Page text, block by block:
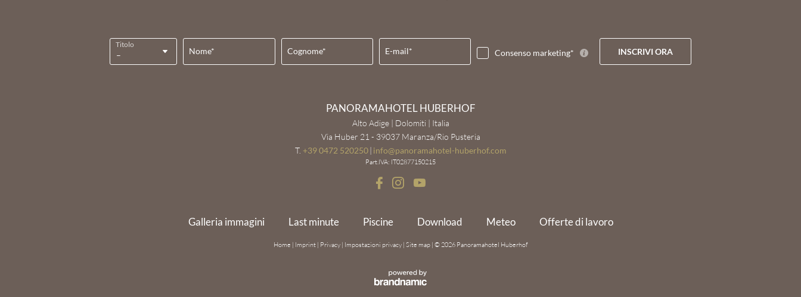
Titolo
Nome* Cognome* E-mail* Consenso marketing* INSCRIVI ORA
PANORAMAHOTEL HUBERHOF
Alto Adige | Dolomiti | Italia
Via Huber 21 - 39037 Maranza/Rio Pusteria
T. +39 0472 520250 | info@panoramahotel-huberhof.com
Part.IVA: IT02877150215
Galleria immagini Last minute Piscine Download Meteo Offerte di lavoro
Home | Imprint | Privacy | Impostazioni privacy | Site map | © 2026 Panoramahotel Huberhof